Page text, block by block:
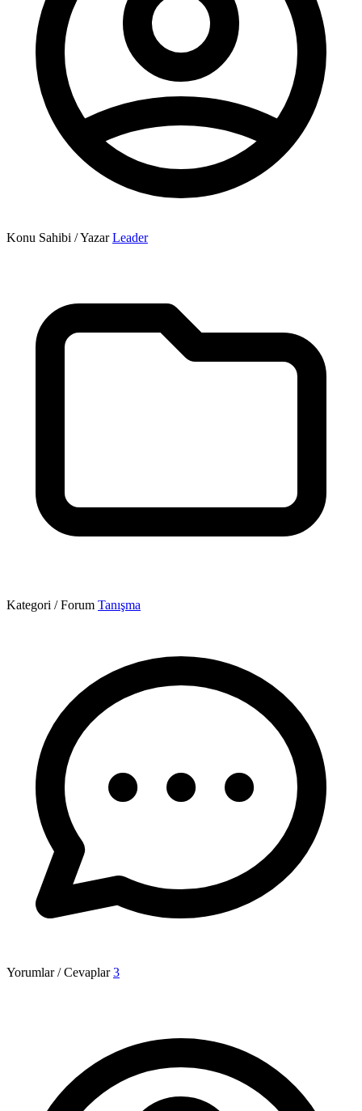
Konu Sahibi / Yazar Leader
Kategori / Forum Tanışma
Yorumlar / Cevaplar 3